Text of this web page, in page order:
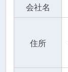
会社名
住所